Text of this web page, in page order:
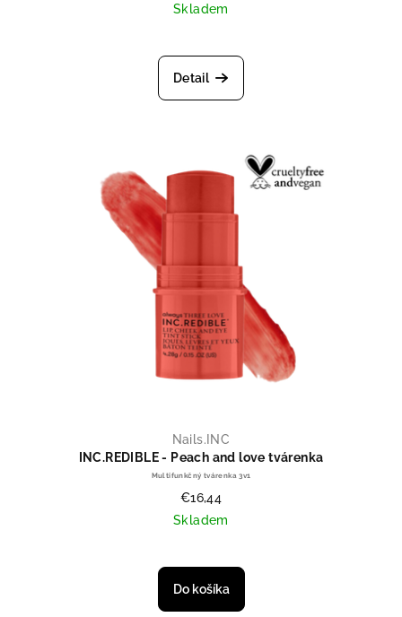
Skladem
Detail
Nails.INC
INC.REDIBLE - Peach and love tvárenka
Multifunkčný tvárenka 3v1
€16,44
Skladem
Do košíka